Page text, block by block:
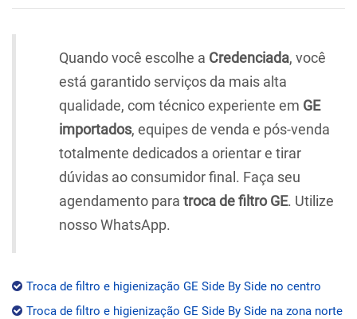
Quando você escolhe a Credenciada, você
está garantido serviços da mais alta
qualidade, com técnico experiente em GE
importados, equipes de venda e pós-venda
totalmente dedicados a orientar e tirar
dúvidas ao consumidor final. Faça seu
agendamento para troca de filtro GE. Utilize
nosso WhatsApp.
Troca de filtro e higienização GE Side By Side no centro
Troca de filtro e higienização GE Side By Side na zona norte